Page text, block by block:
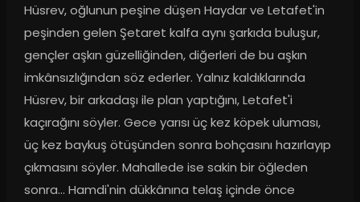
Hüsrev, oğlunun peşine düşen Haydar ve Letafet'in
peşinden gelen Şetaret kalfa aynı şarkıda buluşur,
gençler aşkın güzelliğinden, diğerleri de bu aşkın
imkânsızlığından söz ederler. Yalnız kaldıklarında
Hüsrev, bir arkadaşı ile plan yaptığını, Letafet'i
kaçırağını söyler. Gece yarısı üç kez köpek uluması,
üç kez baykuş ötüşünden sonra bohçasını hazırlayıp
çıkmasını söyler. Mahallede ise sakin bir öğleden
sonra... Hamdi'nin dükkânına telaş içinde önce